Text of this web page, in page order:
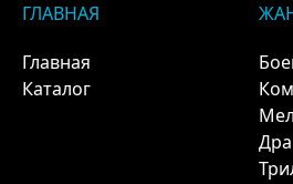
ГЛАВНАЯ
Главная
Каталог